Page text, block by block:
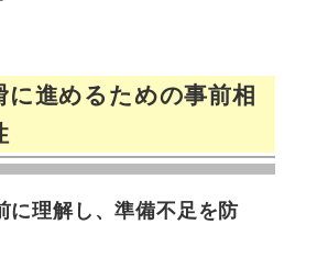
に進めるための事前相
に理解し、準備不足を防